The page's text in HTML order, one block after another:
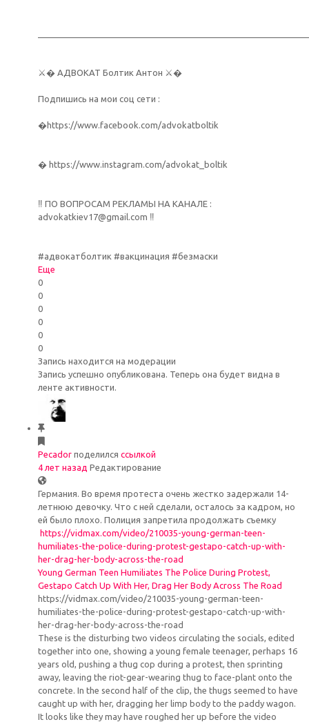
⚔️� АДВОКАТ Болтик Антон ⚔️�
Подпишись на мои соц сети :
�https://www.facebook.com/advokatboltik
� https://www.instagram.com/advokat_boltik
‼️ ПО ВОПРОСАМ РЕКЛАМЫ НА КАНАЛЕ :
advokatkiev17@gmail.com ‼️
#адвокатболтик #вакцинация #безмаски
Еще
0
0
0
0
0
0
Запись находится на модерации
Запись успешно опубликована. Теперь она будет видна в
ленте активности.
Pecador поделился ссылкой
4 лет назад Редактирование
Германия. Во время протеста очень жестко задержали 14-
летнюю девочку. Что с ней сделали, осталось за кадром, но
ей было плохо. Полиция запретила продолжать съемку
https://vidmax.com/video/210035-young-german-teen-
humiliates-the-police-during-protest-gestapo-catch-up-with-
her-drag-her-body-across-the-road
Young German Teen Humiliates The Police During Protest,
Gestapo Catch Up With Her, Drag Her Body Across The Road
https://vidmax.com/video/210035-young-german-teen-
humiliates-the-police-during-protest-gestapo-catch-up-with-
her-drag-her-body-across-the-road
These is the disturbing two videos circulating the socials, edited
together into one, showing a young female teenager, perhaps 16
years old, pushing a thug cop during a protest, then sprinting
away, leaving the riot-gear-wearing thug to face-plant onto the
concrete. In the second half of the clip, the thugs seemed to have
caught up with her, dragging her limp body to the paddy wagon.
It looks like they may have roughed her up before the video